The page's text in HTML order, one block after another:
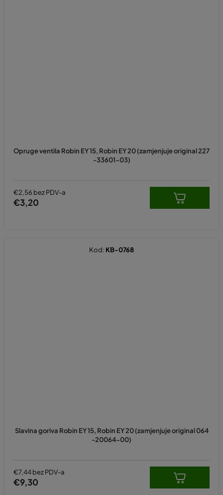
Opruge ventila Robin EY 15, Robin EY 20 (zamjenjuje original 227
-33601-03)
€2,56 bez PDV-a
€3,20
Slavina goriva Robin EY 15, Robin EY 20 (zamjenjuje original 064
-20064-00)
€7,44 bez PDV-a
€9,30
Kod: KB-0768